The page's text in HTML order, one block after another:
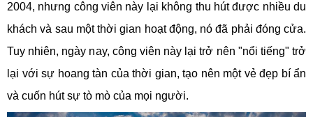
2004, nhưng công viên này lại không thu hút được nhiều du
khách và sau một thời gian hoạt động, nó đã phải đóng cửa.
Tuy nhiên, ngày nay, công viên này lại trở nên "nổi tiếng" trở
lại với sự hoang tàn của thời gian, tạo nên một vẻ đẹp bí ẩn
và cuốn hút sự tò mò của mọi người.